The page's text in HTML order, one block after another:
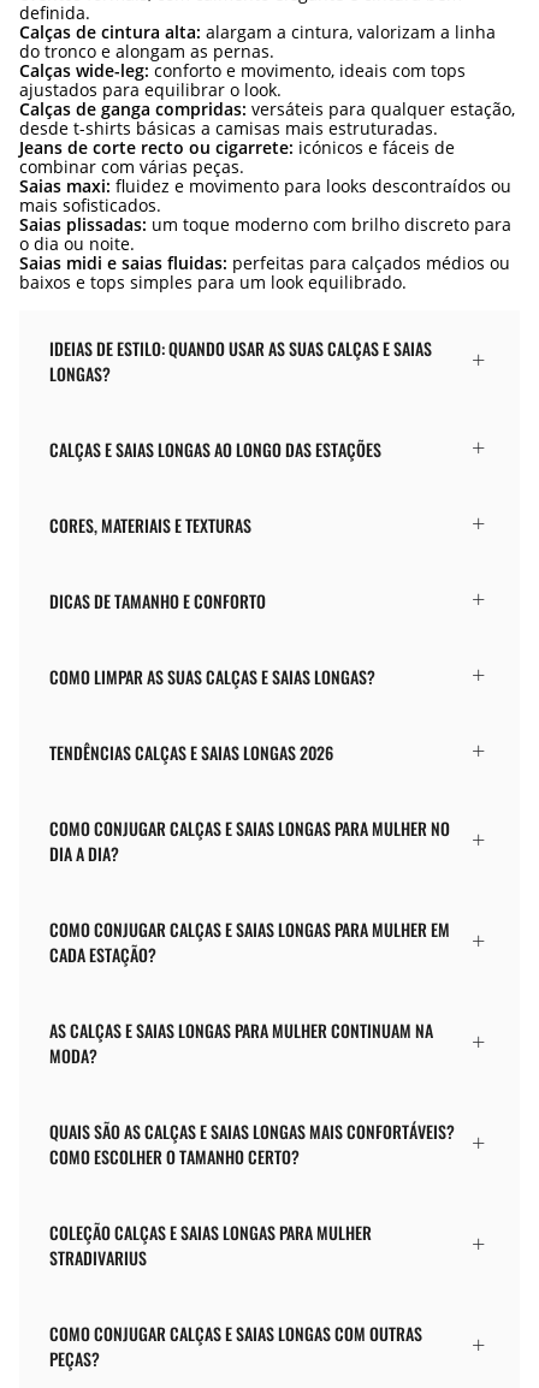
definida.
Calças de cintura alta: alargam a cintura, valorizam a linha
do tronco e alongam as pernas.
Calças wide-leg: conforto e movimento, ideais com tops
ajustados para equilibrar o look.
Calças de ganga compridas: versáteis para qualquer estação,
desde t-shirts básicas a camisas mais estruturadas.
Jeans de corte recto ou cigarrete: icónicos e fáceis de
combinar com várias peças.
Saias maxi: fluidez e movimento para looks descontraídos ou
mais sofisticados.
Saias plissadas: um toque moderno com brilho discreto para
o dia ou noite.
Saias midi e saias fluidas: perfeitas para calçados médios ou
baixos e tops simples para um look equilibrado.
IDEIAS DE ESTILO: QUANDO USAR AS SUAS CALÇAS E SAIAS
LONGAS?
CALÇAS E SAIAS LONGAS AO LONGO DAS ESTAÇÕES
CORES, MATERIAIS E TEXTURAS
DICAS DE TAMANHO E CONFORTO
COMO LIMPAR AS SUAS CALÇAS E SAIAS LONGAS?
TENDÊNCIAS CALÇAS E SAIAS LONGAS 2026
COMO CONJUGAR CALÇAS E SAIAS LONGAS PARA MULHER NO
DIA A DIA?
COMO CONJUGAR CALÇAS E SAIAS LONGAS PARA MULHER EM
CADA ESTAÇÃO?
AS CALÇAS E SAIAS LONGAS PARA MULHER CONTINUAM NA
MODA?
QUAIS SÃO AS CALÇAS E SAIAS LONGAS MAIS CONFORTÁVEIS?
COMO ESCOLHER O TAMANHO CERTO?
COLEÇÃO CALÇAS E SAIAS LONGAS PARA MULHER
STRADIVARIUS
COMO CONJUGAR CALÇAS E SAIAS LONGAS COM OUTRAS
PEÇAS?